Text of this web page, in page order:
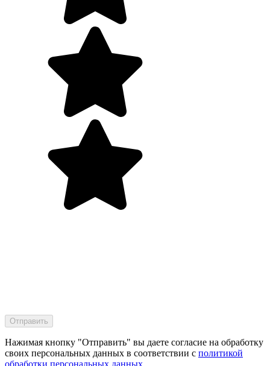
Нажимая кнопку "Отправить" вы даете согласие на обработку
своих персональных данных в соответствии с политикой
обработки персональных данных